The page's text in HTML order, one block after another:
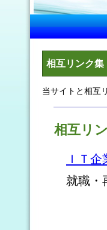
相互リンク集
当サイトと相互
相互リ
ＩＴ
就職・